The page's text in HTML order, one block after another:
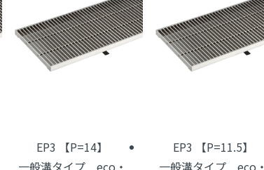
EP3 【P=14】
EP3 【P=11.5】